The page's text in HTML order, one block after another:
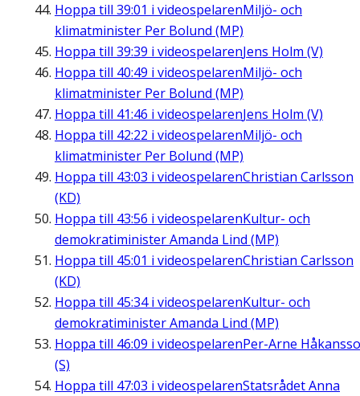
Hoppa till 39:01 i videospelarenMiljö- och
klimatminister Per Bolund (MP)
Hoppa till 39:39 i videospelarenJens Holm (V)
Hoppa till 40:49 i videospelarenMiljö- och
klimatminister Per Bolund (MP)
Hoppa till 41:46 i videospelarenJens Holm (V)
Hoppa till 42:22 i videospelarenMiljö- och
klimatminister Per Bolund (MP)
Hoppa till 43:03 i videospelarenChristian Carlsson
(KD)
Hoppa till 43:56 i videospelarenKultur- och
demokratiminister Amanda Lind (MP)
Hoppa till 45:01 i videospelarenChristian Carlsson
(KD)
Hoppa till 45:34i videospelarenKultur- och
demokratiminister Amanda Lind (MP)
Hoppa till 46:09 i videospelarenPer-Arne
(S)
Hoppa till 47:03 i videospelarenStatsrådet Anna